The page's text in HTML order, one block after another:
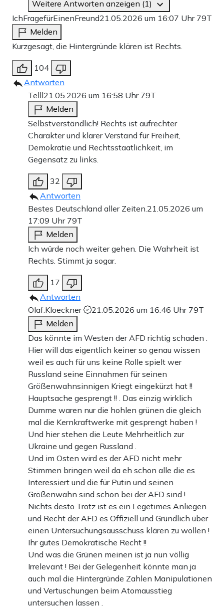
Weitere Antworten anzeigen (1)
IchFragefürEinenFreund21.05.2026 um 16:07 Uhr 79T
Melden
Kurzgesagt, die Hintergründe klären ist Rechts.
104
Antworten
Telll21.05.2026 um 16:58 Uhr 79T
Melden
Selbstverständlich! Rechts ist aufrechter
Charakter und klarer Verstand für Freiheit,
Demokratie und Rechtsstaatlichkeit, im
Gegensatz zu links.
32
Antworten
Bestes Deutschland aller Zeiten. 21.05.2026 um
17:09 Uhr 79T
Melden
Ich würde noch weiter gehen. Die Wahrheit ist
Rechts. Stimmt ja sogar.
17
Antworten
Olaf.Kloeckner
21.05.2026 um 16:46 Uhr 79T
Melden
Das könnte im Westen der AFD richtig schaden .
Hier will das eigentlich keiner so genau wissen
weil es auch für uns keine Rolle spielt wer
Russland seine Einnahmen für seinen
Größenwahnsinnigen Kriegt eingekürzt hat !!
Hauptsache gesprengt !! . Das einzig wirklich
Dumme waren nur die hohlen grünen die gleich
mal die Kernkraftwerke mit gesprengt haben !
Und hier stehen die Leute Mehrheitlich zur
Ukraine und gegen Russland .
Und im Osten wird es der AFD nicht mehr
Stimmen bringen weil da eh schon alle die es
Interessiert und die für Putin und seinen
Größenwahn sind schon bei der AFD sind !
Nichts desto Trotz ist es ein Legetimes Anliegen
und Recht der AFD es Offiziell und Gründlich über
einen Untersuchungsausschuss klären zu wollen !
Ihr gutes Demokratische Recht !!
Und was die Grünen meinen ist ja nun völlig
Irrelevant ! Bei der Gelegenheit könnte man ja
auch mal die Hintergründe Zahlen Manipulationen
und Vertuschungen beim Atomausstieg
untersuchen lassen .